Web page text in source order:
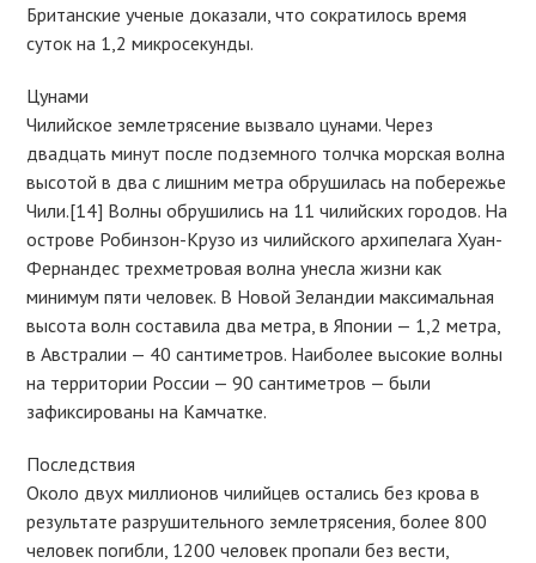
Британские ученые доказали, что сократилось время
суток на 1,2 микросекунды.
Цунами
Чилийское землетрясение вызвало цунами. Через
двадцать минут после подземного толчка морская волна
высотой в два с лишним метра обрушилась на побережье
Чили.[14] Волны обрушились на 11 чилийских городов. На
острове Робинзон-Крузо из чилийского архипелага Хуан-
Фернандес трехметровая волна унесла жизни как
минимум пяти человек. В Новой Зеландии максимальная
высота волн составила два метра, в Японии — 1,2 метра,
в Австралии — 40 сантиметров. Наиболее высокие волны
на территории России — 90 сантиметров — были
зафиксированы на Камчатке.
Последствия
Около двух миллионов чилийцев остались без крова в
результате разрушительного землетрясения, более 800
человек погибли, 1200 человек пропали без вести,